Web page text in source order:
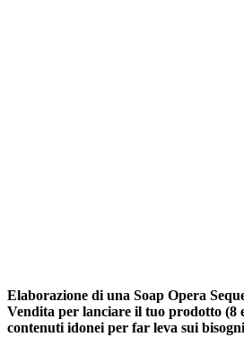
Elaborazione di una Soap Opera
Vendita per lanciare il tuo prodotto (8
contenuti idonei per far leva sui